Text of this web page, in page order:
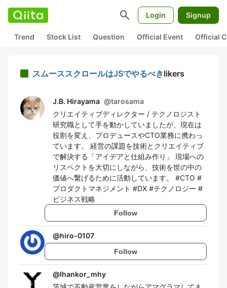
search Login Signup
Trend Stock List Question Official Event Official
スムーススクロールはJSでやるべきlikers
J.B. Hirayama @tarosama
クリエイティブディレクター / テクノロジスト
研究職として手を動かしていましたが、現在は
役割を変え、プロデュースやCTO業務に携わっ
ています。 経営の課題を技術とクリエイティブ
で解決する「アイデアと仕組み作り」 現場への
リスペクトを大切にしながら、技術を世の中の
価値へ繋げるために活動しています。 #CTO #
プロダクトマネジメント #DX #テクノロジー #
ビジネス戦略
Follow
@hiro-0107
Follow
@lhankor_mhy